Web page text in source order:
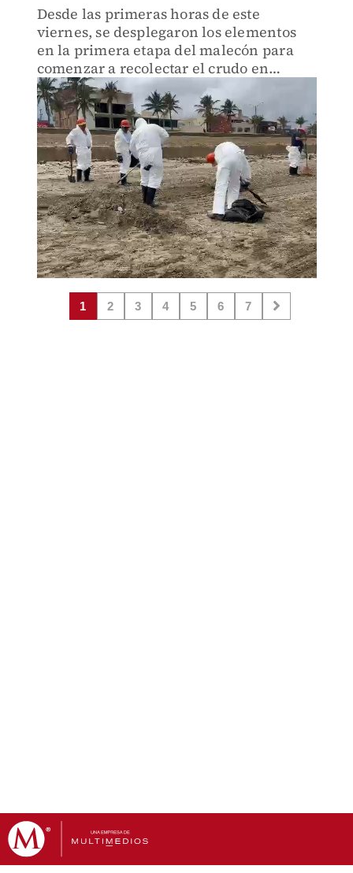
Desde las primeras horas de este
viernes, se desplegaron los elementos
en la primera etapa del malecón para
comenzar a recolectar el crudo en
bolsas.
1 2 3 4 5 6 7